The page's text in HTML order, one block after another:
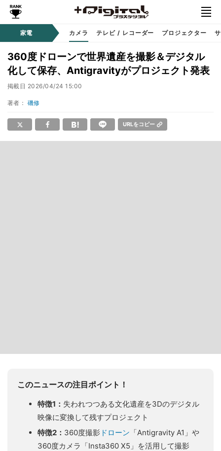
家電 カメラ テレビ / レコーダー プロジェクター
360度ドローンで世界遺産を撮影＆デジタル
化して保存、Antigravityがプロジェクト発表
掲載日 2026/04/24 15:00
著者： 磯修
URLをコピー
このニュースの注目ポイント！
特徴1： 失われつつある文化遺産を3Dのデジタル
映像に変換して残すプロジェクト
特徴2： 360度撮影 ドローン 「Antigravity A1」や
360度カメラ「Insta360 X5」を活用して撮影